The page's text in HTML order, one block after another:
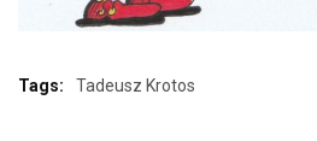
Tags: Tadeusz Krotos